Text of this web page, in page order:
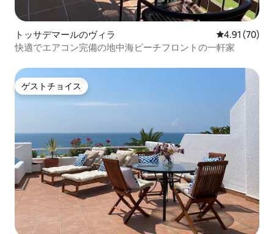
トッサデマールのヴィラ レビュー70
4.91 (70)
快適でエアコン完備の地中海ビーチフロントの一軒家
ゲストチョイス
ゲストチョイス